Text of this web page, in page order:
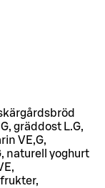
gräddost L.G,
VE,G,
naturell yoghurt